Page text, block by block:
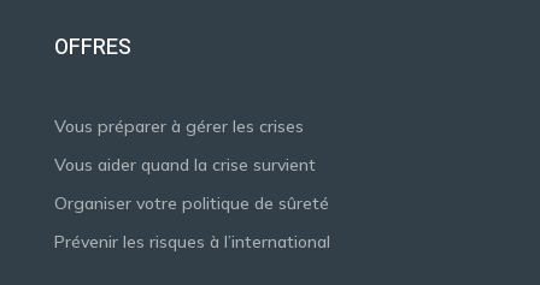
OFFRES
Vous préparer à gérer les crises
Vous aider quand la crise survient
Organiser votre politique de sûreté
Prévenir les risques à l’international